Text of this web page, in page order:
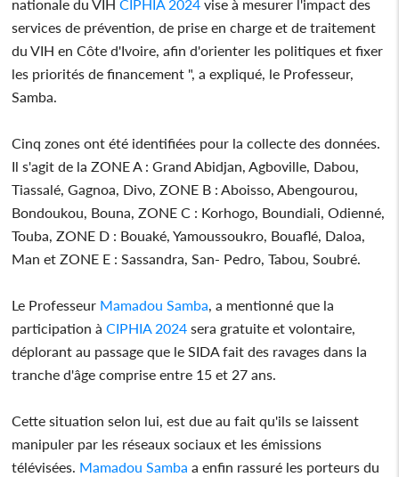
nationale du VIH CIPHIA 2024 vise à mesurer l'impact des
services de prévention, de prise en charge et de traitement
du VIH en Côte d'Ivoire, afin d'orienter les politiques et fixer
les priorités de financement ", a expliqué, le Professeur,
Samba.
Cinq zones ont été identifiées pour la collecte des données.
Il s'agit de la ZONE A : Grand Abidjan, Agboville, Dabou,
Tiassalé, Gagnoa, Divo, ZONE B : Aboisso, Abengourou,
Bondoukou, Bouna, ZONE C : Korhogo, Boundiali, Odienné,
Touba, ZONE D : Bouaké, Yamoussoukro, Bouaflé, Daloa,
Man et ZONE E : Sassandra, San- Pedro, Tabou, Soubré.
Le Professeur Mamadou Samba, a mentionné que la
participation à CIPHIA 2024 sera gratuite et volontaire,
déplorant au passage que le SIDA fait des ravages dans la
tranche d'âge comprise entre 15 et 27 ans.
Cette situation selon lui, est due au fait qu'ils se laissent
manipuler par les réseaux sociaux et les émissions
télévisées. Mamadou Samba a enfin rassuré les porteurs du